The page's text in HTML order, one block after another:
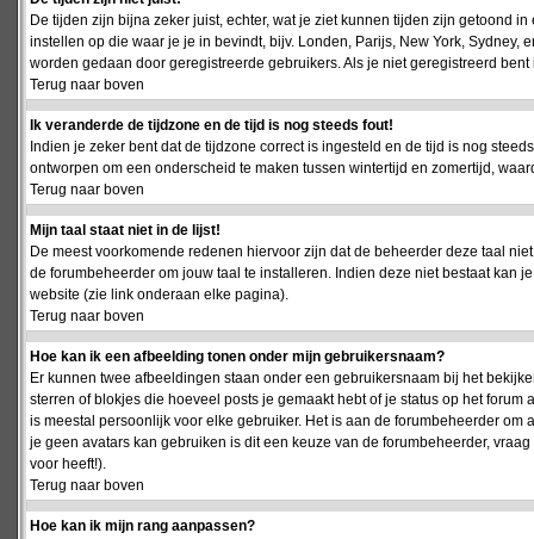
De tijden zijn bijna zeker juist, echter, wat je ziet kunnen tijden zijn getoond
instellen op die waar je je in bevindt, bijv. Londen, Parijs, New York,
worden gedaan door geregistreerde gebruikers. Als je niet geregistreerd
Terug naar boven
Ik veranderde de tijdzone en de tijd is nog steeds fout!
Indien je zeker bent dat de tijdzone correct is ingesteld en de tijd is nog
ontworpen om een onderscheid te maken tussen wintertijd en zomertijd,
Terug naar boven
Mijn taal staat niet in de lijst!
De meest voorkomende redenen hiervoor zijn dat de beheerder deze taal
de forumbeheerder om jouw taal te installeren. Indien deze niet bestaat kan
website (zie link onderaan elke pagina).
Terug naar boven
Hoe kan ik een afbeelding tonen onder mijn gebruikersnaam?
Er kunnen twee afbeeldingen staan onder een gebruikersnaam bij het
sterren of blokjes die hoeveel posts je gemaakt hebt of je status op het
is meestal persoonlijk voor elke gebruiker. Het is aan de forumbeheerder
je geen avatars kan gebruiken is dit een keuze van de forumbeheerder,
voor heeft!).
Terug naar boven
Hoe kan ik mijn rang aanpassen?